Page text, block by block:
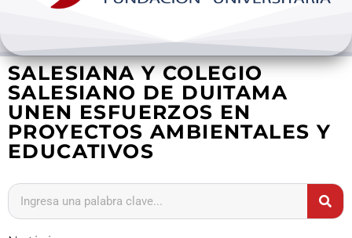
Internacionalización
Investigación
Extension y desarrollo
SALESIANA Y COLEGIO
SALESIANO DE DUITAMA
UNEN ESFUERZOS EN
PROYECTOS AMBIENTALES Y
EDUCATIVOS